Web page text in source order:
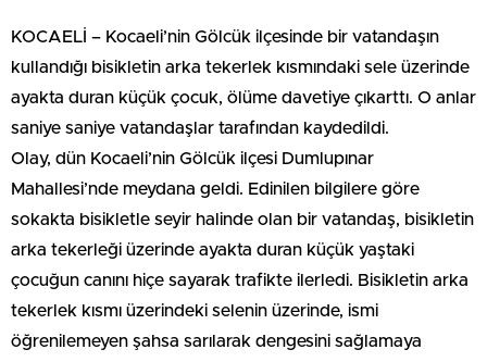
KOCAELİ – Kocaeli’nin Gölcük ilçesinde bir vatandaşın
kullandığı bisikletin arka tekerlek kısmındaki sele üzerinde
ayakta duran küçük çocuk, ölüme davetiye çıkarttı. O anlar
saniye saniye vatandaşlar tarafından kaydedildi.
Olay, dün Kocaeli’nin Gölcük ilçesi Dumlupınar
Mahallesi’nde meydana geldi. Edinilen bilgilere göre
sokakta bisikletle seyir halinde olan bir vatandaş, bisikletin
arka tekerleği üzerinde ayakta duran küçük yaştaki
çocuğun canını hiçe sayarak trafikte ilerledi. Bisikletin arka
tekerlek kısmı üzerindeki selenin üzerinde, ismi
öğrenilemeyen şahsa sarılarak dengesini sağlamaya